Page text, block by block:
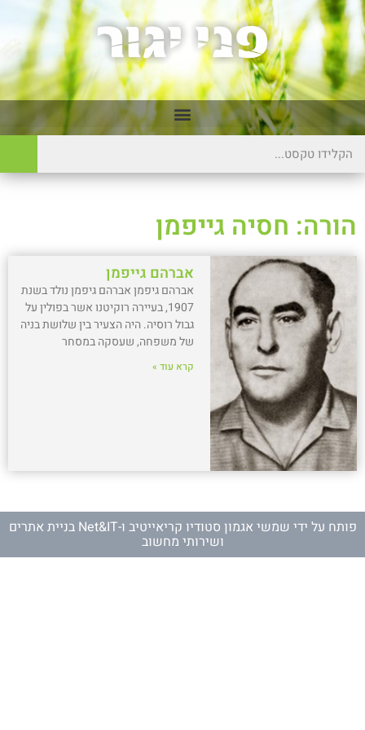
הורה: חסיה גייפמן
אברהם גייפמן
אברהם גיפמן אברהם גיפמן נולד בשנת
1907, בעיירה רוקיטנו אשר בפולין על
גבול רוסיה. היה הצעיר בין שלושת בניה
של משפחה, שעסקה במסחר
קרא עוד »
פותח על ידי שמשי אגמון סטודיו קריאייטיב ו- Net&IT בניית אתרים
ושירותי מחשוב